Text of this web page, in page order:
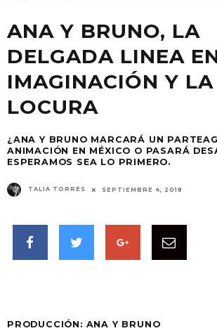
ANA Y BRUNO, LA
DELGADA LINEA
IMAGINACIÓN Y LA
LOCURA
¿ANA Y BRUNO MARCARÁ UN
ANIMACIÓN EN MÉXICO O PASARÁ
ESPERAMOS SEA LO PRIMERO.
TALIA TORRES SEPTIEMBRE 4, 2018
PRODUCCIÓN: ANA Y BRUNO